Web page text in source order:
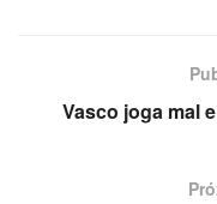
Vasco joga mal